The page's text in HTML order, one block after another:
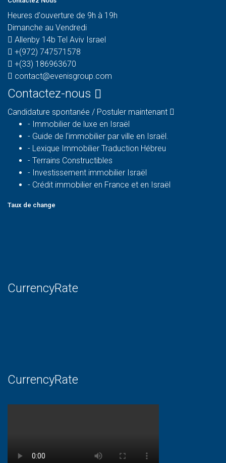
Heures d'ouverture de 9h à 19h
Dimanche au Vendredi
Allenby 14b Tel Aviv Israel
+(972) 747571578
+(33) 186963670
contact@evenisgroup.com
Contactez-nous
Candidature spontanée / Postuler maintenant
- Immobilier de luxe en Israël
- Guide de l'immobilier par ville en Israël.
- Lexique Immobilier Traduction Hébreu
- Terrains Constructibles
- Investissement immobilier Israël
- Crédit immobilier en France et en Israël
Taux de change
CurrencyRate
CurrencyRate